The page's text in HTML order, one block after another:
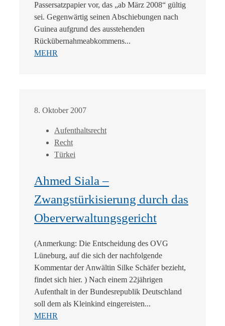
Passersatzpapier vor, das „ab März 2008“ gültig
sei. Gegenwärtig seinen Abschiebungen nach
Guinea aufgrund des ausstehenden
Rückübernahmeabkommens...
MEHR
8. Oktober 2007
Aufenthaltsrecht
Recht
Türkei
Ahmed Siala –
Zwangstürkisierung durch das
Oberverwaltungsgericht
(Anmerkung: Die Entscheidung des OVG
Lüneburg, auf die sich der nachfolgende
Kommentar der Anwältin Silke Schäfer bezieht,
findet sich hier. ) Nach einem 22jährigen
Aufenthalt in der Bundesrepublik Deutschland
soll dem als Kleinkind eingereisten...
MEHR